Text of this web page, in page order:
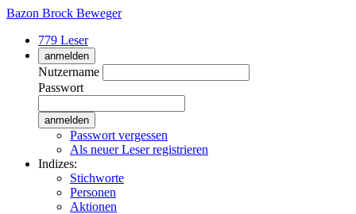
Bazon Brock Beweger
779 Leser
anmelden
Nutzername
Passwort
Passwort vergessen
Als neuer Leser registrieren
Indizes:
Stichworte
Personen
Aktionen